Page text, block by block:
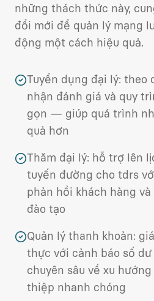
những thách thức này,
đổi mới để quản lý mạng
động một cách hiệu quả.
Tuyển dụng đại lý: theo
nhận đánh giá và quy
gọn — giúp quá trình
quả hơn
Thăm đại lý: hỗ trợ lên
tuyến đường cho tdrs
phản hồi khách hàng
đào tạo
Quản lý thanh khoản:
thực với cảnh báo số
chuyên sâu về xu
thiệp nhanh chóng